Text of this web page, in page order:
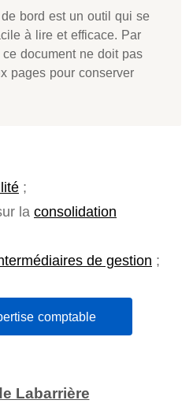
bord est un outil qui se
à lire et efficace. Par
document ne doit pas
pages pour conserver
;
la consolidation
de gestion ;
comptable
Labarrière